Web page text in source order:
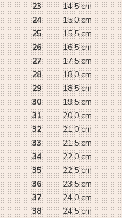
23
14,5 cm
24
15,0 cm
25
15,5 cm
26
16,5 cm
27
17,5 cm
28
18,0 cm
29
18,5 cm
30
19,5 cm
31
20,0 cm
32
21,0 cm
33
21,5 cm
34
22,0 cm
35
22,5 cm
36
23,5 cm
37
24,0 cm
38
24,5 cm